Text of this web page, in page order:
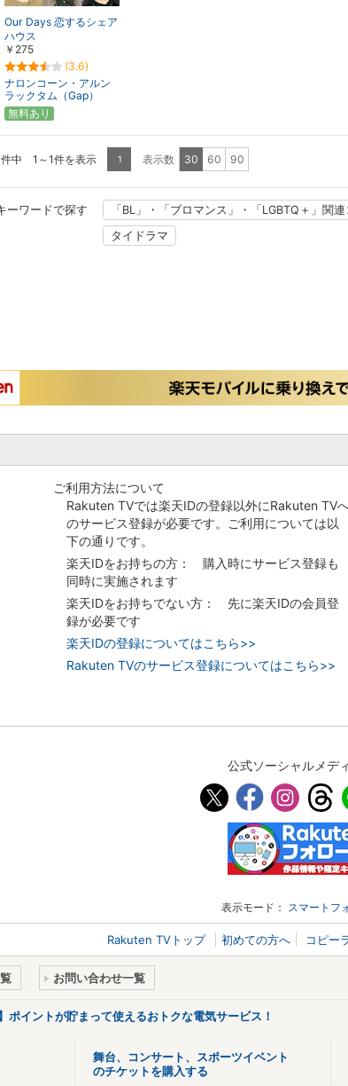
Our Days 恋するシェア
ハウス
￥275
(3.6)
ナロンコーン・アルン
ラックタム（Gap）
無料あり
中 1～1件を表示 1 表示数 30 60 90
ーワードで探す 「BL」・「ブロマンス」・「LGBTQ＋」関
タイドラマ
ご利用方法について
Rakuten TVでは楽天IDの登録以外にRakuten TV
のサービス登録が必要です。ご利用については以
下の通りです。
楽天IDをお持ちの方： 購入時にサービス登録も
同時に実施されます
楽天IDをお持ちでない方： 先に楽天IDの会員登
録が必要です
楽天IDの登録についてはこちら>>
Rakuten TVのサービス登録についてはこちら>>
公式ソーシャルメデ
表示モード： スマートフ
Rakuten TVトップ 初めての方へ コピー
お問い合わせ一覧
ポイントが貯まって使えるおトクな電気サービス！
舞台、コンサート、スポーツイベント
のチケットを購入する